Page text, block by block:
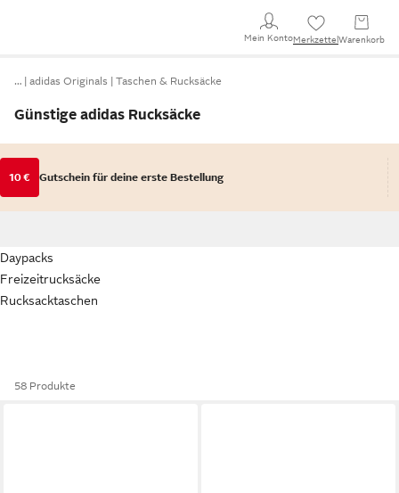
Mein KontoMerkzettel Warenkorb
… adidas Originals Taschen & Rucksäcke
Günstige adidas Rucksäcke
10 € Gutschein für deine erste Bestellung
Daypacks
Freizeitrucksäcke
Rucksacktaschen
58 Produkte